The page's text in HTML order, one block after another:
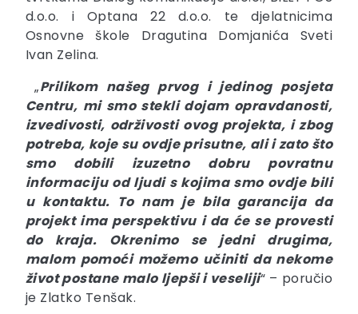
d.o.o. i Optana 22 d.o.o. te djelatnicima
Osnovne škole Dragutina Domjanića Sveti
Ivan Zelina.
„Prilikom našeg prvog i jedinog posjeta
Centru, mi smo stekli dojam opravdanosti,
izvedivosti, održivosti ovog projekta, i zbog
potreba, koje su ovdje prisutne, ali i zato što
smo dobili izuzetno dobru povratnu
informaciju od ljudi s kojima smo ovdje bili
u kontaktu. To nam je bila garancija da
projekt ima perspektivu i da će se provesti
do kraja. Okrenimo se jedni drugima,
malom pomoći možemo učiniti da nekome
život postane malo ljepši i veseliji“ – poručio
je Zlatko Tenšak.